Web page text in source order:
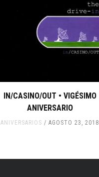
IN/CASINO/OUT • VIGÉSIMO
ANIVERSARIO
ANIVERSARIOS AGOSTO 23, 2018